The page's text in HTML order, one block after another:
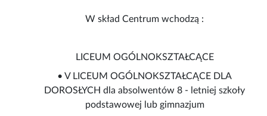
W skład Centrum wchodzą :
LICEUM OGÓLNOKSZTAŁCĄCE
• V LICEUM OGÓLNOKSZTAŁCĄCE DLA
DOROSŁYCH dla absolwentów 8 - letniej szkoły
podstawowej lub gimnazjum